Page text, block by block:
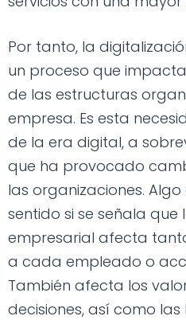
Por tanto, la
un proceso que
de las estructuras
empresa. Es esta
de la era digital, a
que ha provocado
las organizaciones.
sentido si se señala que
empresarial afecta
a cada empleado o
También afecta los
decisiones, así como